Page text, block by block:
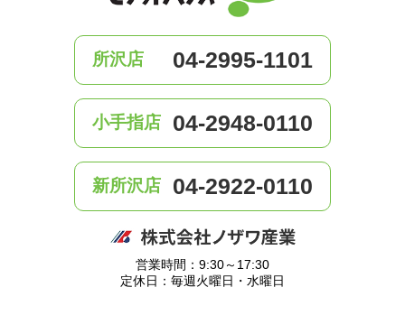
所沢店 04-2995-1101
小手指店 04-2948-0110
新所沢店 04-2922-0110
営業時間：9:30～17:30
定休日：毎週火曜日・水曜日